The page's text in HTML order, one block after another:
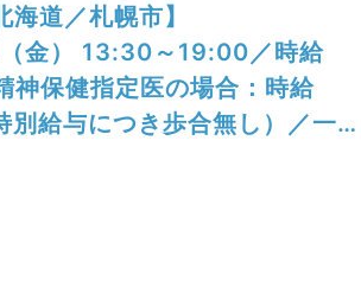
道／札幌市】
金） 13:30～19:00／時給
保健指定医の場合：時給
給与につき歩合無し）／一般